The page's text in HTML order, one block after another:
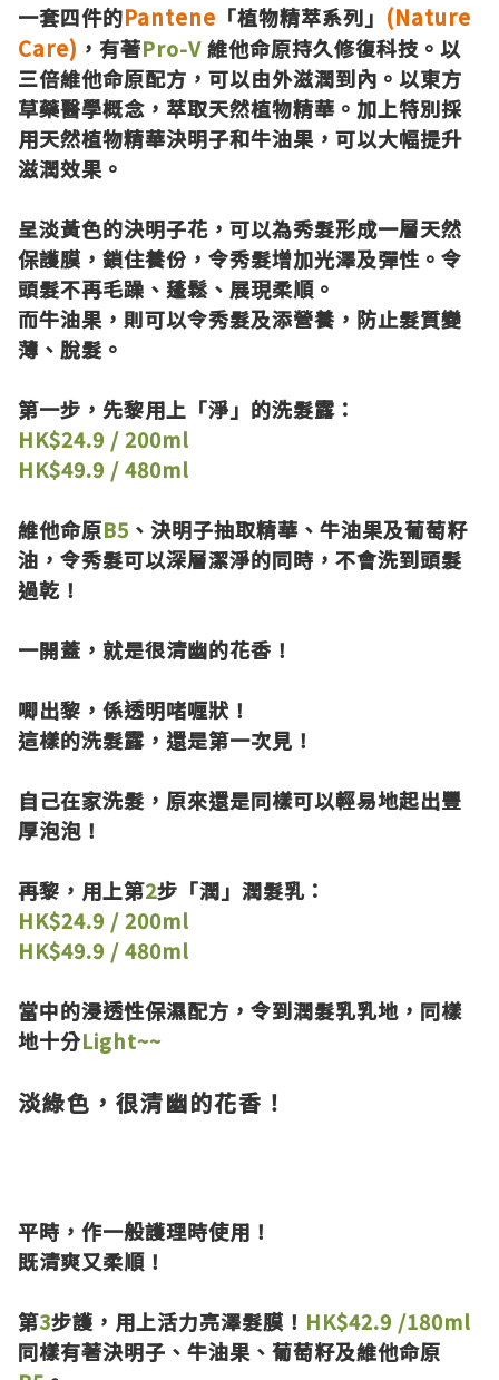
一套四件的Pantene 「植物精萃系列」 (Nature
Care) ，有著Pro-V維他命原持久修復科技。以
三倍維他命原配方，可以由外滋潤到內。以東方
草藥醫學概念，萃取天然植物精華。加上特別採
用天然植物精華決明子和牛油果，可以大幅提升
滋潤效果。
呈淡黃色的決明子花，可以為秀髮形成一層天然
保護膜，鎖住養份，令秀髮增加光澤及彈性。令
頭髮不再毛躁、蓬鬆、展現柔順。
而牛油果，則可以令秀髮及添營養，防止髮質變
薄、脫髮。
第一步，先黎用上「淨」的洗髮露：
HK$24.9 / 200ml
HK$49.9 / 480ml
維他命原B5 、決明子抽取精華、牛油果及葡萄籽
油，令秀髮可以深層潔淨的同時，不會洗到頭髮
過乾！
一開蓋，就是很清幽的花香！
唧出黎，係透明啫喱狀！
這樣的洗髮露，還是第一次見！
自己在家洗髮，原來還是同樣可以輕易地起出豐
厚泡泡！
再黎，用上第2步「潤」潤髮乳：
HK$24.9 / 200ml
HK$49.9 / 480ml
當中的浸透性保濕配方，令到潤髮乳乳地，同樣
地十分Light~~
淡綠色，很清幽的花香！
平時，作一般護理時使用！
既清爽又柔順！
第3步護，用上活力亮澤髮膜！ HK$42.9 /180ml
同樣有著決明子、牛油果、葡萄籽及維他命原